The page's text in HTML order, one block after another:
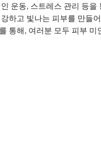
운동, 스트레스 관리 등을
하고 빛나는 피부를 만들
통해, 여러분 모두 피부 미